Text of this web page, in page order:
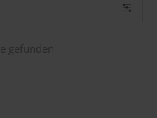
gefunden